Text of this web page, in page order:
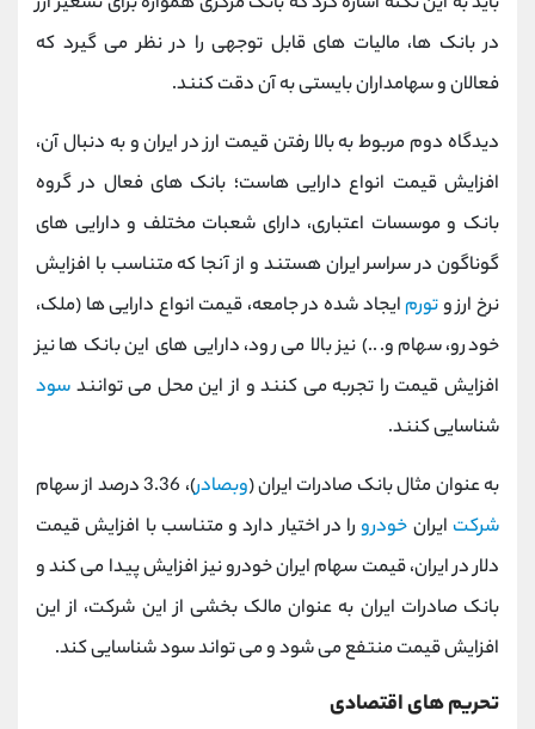
در بانک ها، مالیات های قابل توجهی را در نظر می گیرد که
فعالان و سهامداران بایستی به آن دقت کنند.
دیدگاه دوم مربوط به بالا رفتن قیمت ارز در ایران و به دنبال آن،
افزایش قیمت انواع دارایی هاست؛ بانک های فعال در گروه
بانک و موسسات اعتباری، دارای شعبات مختلف و دارایی های
گوناگون در سراسر ایران هستند و از آنجا که متناسب با افزایش
نرخ ارز وتورم ایجاد شده در جامعه، قیمت انواع دارایی ها (ملک،
خودرو، سهام و...) نیز بالا می رود، دارایی های این بانک ها نیز
افزایش قیمت را تجربه می کنند و از این محل می توانند سود
شناسایی کنند.
به عنوان مثال بانک صادرات ایران (وبصادر)، 3.36 درصد از سهام
شرکت ایران خودرورا در اختیار دارد و متناسب با افزایش قیمت
دلار در ایران، قیمت سهام ایران خودرو نیز افزایش پیدا می کند و
بانک صادرات ایران به عنوان مالک بخشی از این شرکت، از این
افزایش قیمت منتفع می شود و می تواند سود شناسایی کند.
تحریم های اقتصادی